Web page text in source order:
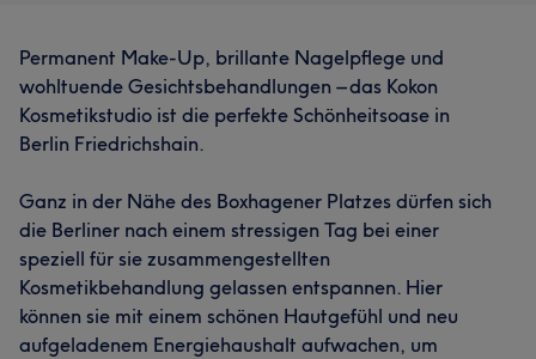
Permanent Make-Up, brillante Nagelpflege und
wohltuende Gesichtsbehandlungen – das Kokon
Kosmetikstudio ist die perfekte Schönheitsoase in
Berlin Friedrichshain.
Ganz in der Nähe des Boxhagener Platzes dürfen sich
die Berliner nach einem stressigen Tag bei einer
speziell für sie zusammengestellten
Kosmetikbehandlung gelassen entspannen. Hier
können sie mit einem schönen Hautgefühl und neu
aufgeladenem Energiehaushalt aufwachen, um